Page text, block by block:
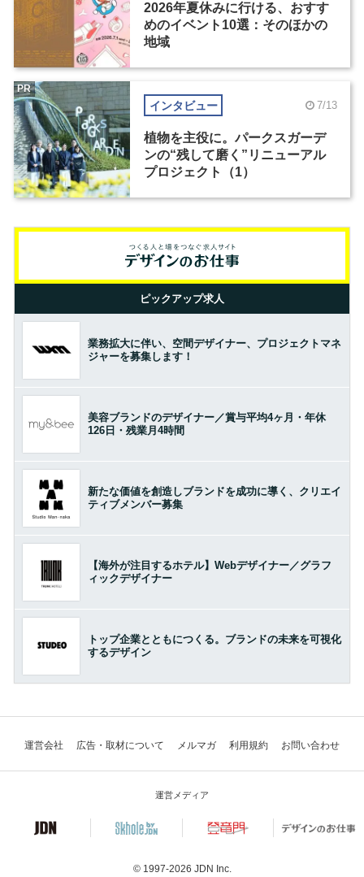
2026年夏休みに行ける、おすす
めのイベント10選：そのほかの
地域
インタビュー 7/13
植物を主役に。パークスガーデ
ンの“残して磨く”リニューアル
プロジェクト（1）
PR
ピックアップ求人
業務拡大に伴い、空間デザイナー、プロジェクトマネ
ジャーを募集します！
美容ブランドのデザイナー／賞与平均4ヶ月・年休
126日・残業月4時間
新たな価値を創造しブランドを成功に導く、クリエイ
ティブメンバー募集
【海外が注目するホテル】Webデザイナー／グラフ
ィックデザイナー
トップ企業とともにつくる。ブランドの未来を可視化
するデザイン
運営会社 広告・取材について メルマガ 利用規約 お問い合わせ
運営メディア
© 1997-2026 JDN Inc.